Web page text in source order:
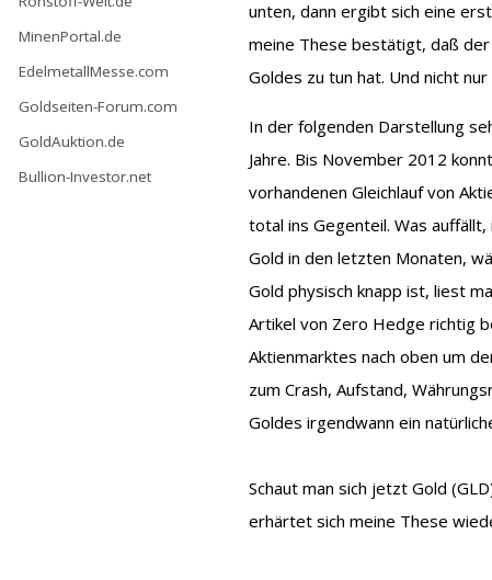
MinenPortal.de
EdelmetallMesse.com
Goldseiten-Forum.com
GoldAuktion.de
Bullion-Investor.net
unten, dann ergibt sich eine
meine These bestätigt, daß
Goldes zu tun hat. Und nicht
In der folgenden Darstellung
Jahre. Bis November 2012
vorhandenen Gleichlauf von
total ins Gegenteil. Was
Gold in den letzten Monaten,
Gold physisch knapp ist, liest
Artikel von Zero Hedge richtig
Aktienmarktes nach oben um
zum Crash, Aufstand,
Goldes irgendwann ein
Schaut man sich jetzt Gold
erhärtet sich meine These